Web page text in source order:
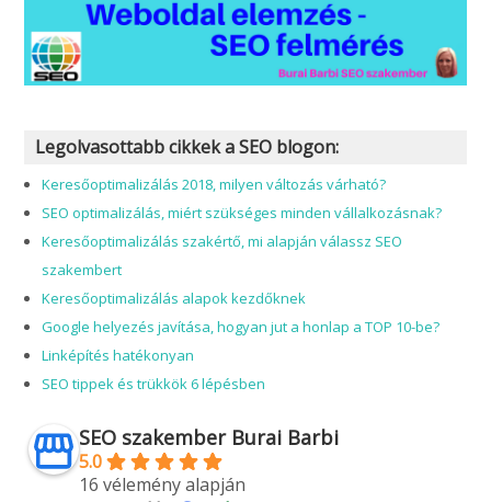
Legolvasottabb cikkek a SEO blogon:
Keresőoptimalizálás 2018, milyen változás várható?
SEO optimalizálás, miért szükséges minden vállalkozásnak?
Keresőoptimalizálás szakértő, mi alapján válassz SEO
szakembert
Keresőoptimalizálás alapok kezdőknek
Google helyezés javítása, hogyan jut a honlap a TOP 10-be?
Linképítés hatékonyan
SEO tippek és trükkök 6 lépésben
SEO szakember Burai Barbi
5.0
16 vélemény alapján